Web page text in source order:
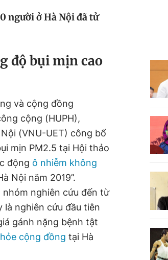
người ở Hà Nội đã tử
độ bụi mịn cao
và cộng đồng
cộng (HUPH),
(VNU-UET) công bố
mịn PM2.5 tại Hội thảo
động ô nhiễm không
Nội năm 2019”.
nhóm nghiên cứu đến từ
là nghiên cứu đầu tiên
gánh nặng bệnh tật
cộng đồng tại Hà